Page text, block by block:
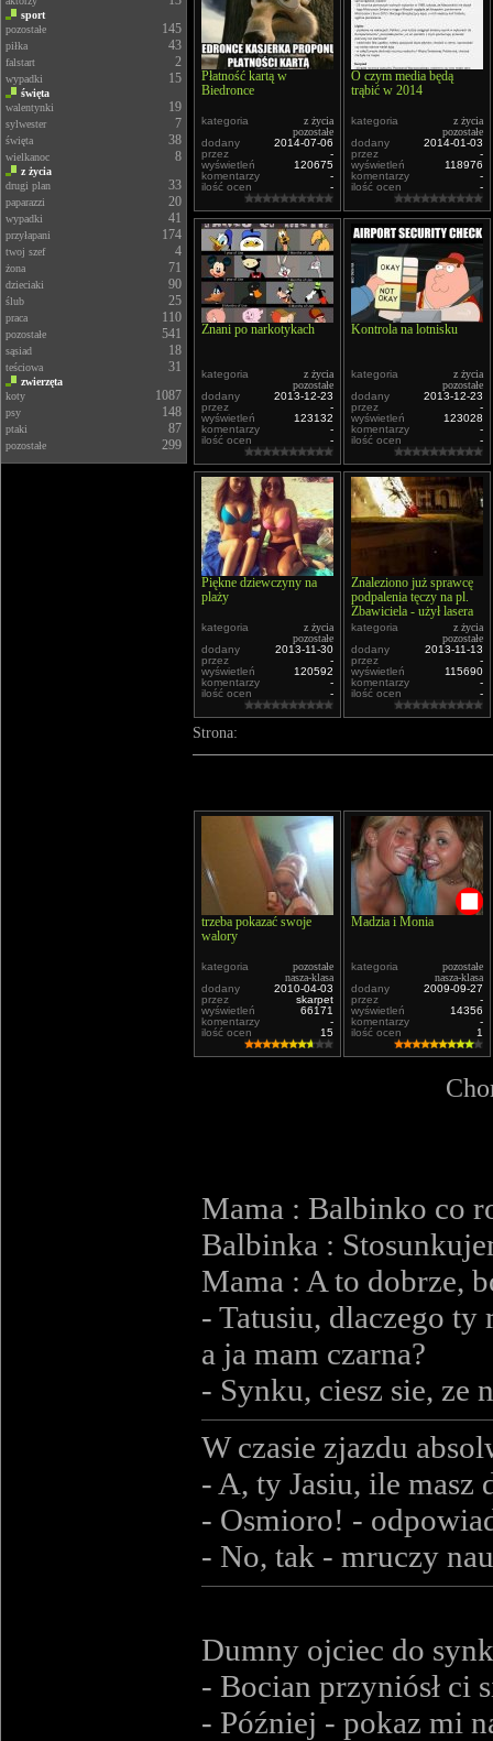
sport
pozostałe
145
piłka 43
falstart 2
wypadki 15
święta
walentynki
19
sylwester 7
święta 38
wielkanoc 8
z życia
drugi plan
33
paparazzi 20
wypadki 41
przyłapani 174
twoj szef 4
żona 71
dzieciaki 90
ślub 25
praca 110
pozostałe 541
sąsiad 18
teściowa 31
zwierzęta
koty
1087
psy 148
ptaki 87
pozostałe 299
Płatność kartą w
Biedronce
kategoria
z życia
pozostałe
dodany
2014-07-06
przez
-
wyświetleń
120675
komentarzy
-
ilość ocen
-
O czym media będą
trąbić w 2014
kategoria
z życia
pozostałe
dodany
2014-01-03
przez
-
wyświetleń
118976
komentarzy
-
ilość ocen
-
Znani po narkotykach
kategoria
z życia
pozostałe
dodany
2013-12-23
przez
-
wyświetleń
123132
komentarzy
-
ilość ocen
-
Kontrola na lotnisku
kategoria
z życia
pozostałe
dodany
2013-12-23
przez
-
wyświetleń
123028
komentarzy
-
ilość ocen
-
Piękne dziewczyny na
plaży
kategoria
z życia
pozostałe
dodany
2013-11-30
przez
-
wyświetleń
120592
komentarzy
-
ilość ocen
-
Znaleziono już sprawcę
podpalenia tęczy na pl.
Zbawiciela - użył lasera
kategoria
z życia
pozostałe
dodany
2013-11-13
przez
-
wyświetleń
115690
komentarzy
-
ilość ocen
-
Strona:
trzeba pokazać swoje
walory
kategoria
pozostałe
nasza-klasa
dodany
2010-04-03
przez
skarpet
wyświetleń
66171
komentarzy
-
ilość ocen
15
Madzia i Monia
kategoria
pozostałe
nasza-klasa
dodany
2009-09-27
przez
-
wyświetleń
14356
komentarzy
-
ilość ocen
1
Mama : Balbinko co
Balbinka :
Mama : A to dobrze,
- Tatusiu, dlaczego ty
a ja mam czarna?
- Synku, ciesz sie, ze
W czasie zjazdu
- A, ty Jasiu, ile masz
- Osmioro! -
- No, tak - mruczy
Dumny ojciec do
- Bocian przyniósł ci
- Później - pokaz mi